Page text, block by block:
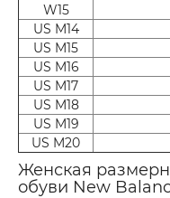
W15
US M14
US M15
US M16
US M17
US M18
US M19
US M20
Женская
обуви New